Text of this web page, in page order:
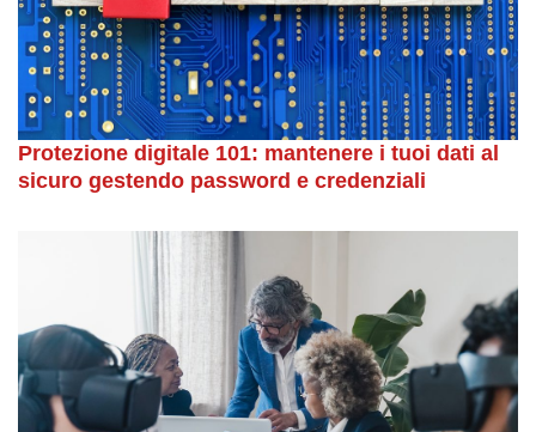
Protezione digitale 101: mantenere i tuoi dati al
sicuro gestendo password e credenziali